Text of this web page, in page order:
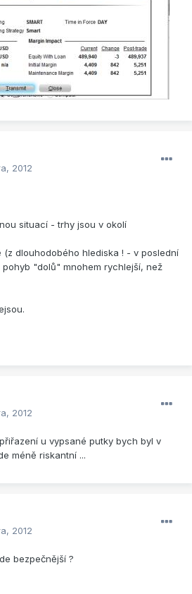
2012
situací - trhy jsou v okolí
(z dlouhodobého hlediska ! - v poslední
pohyb "dolů" mnohem rychlejší, než
2012
u vypsané putky bych byl v
méně riskantní ...
2012
bezpečnější ?